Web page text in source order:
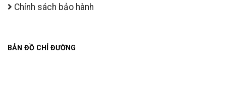
Chính sách bảo hành
BẢN ĐỒ CHỈ ĐƯỜNG